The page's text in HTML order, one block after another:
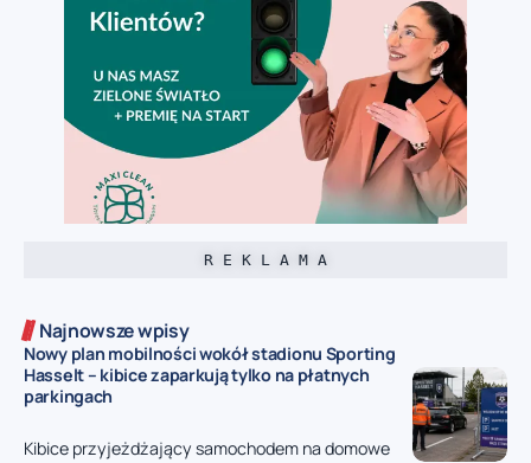
R E K L A M A
Najnowsze wpisy
Nowy plan mobilności wokół stadionu Sporting
Hasselt – kibice zaparkują tylko na płatnych
parkingach
Kibice przyjeżdżający samochodem na domowe